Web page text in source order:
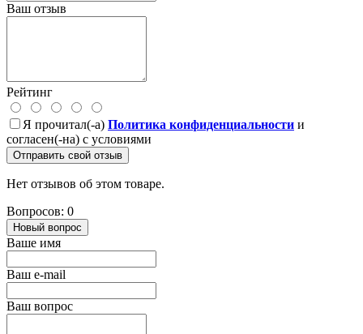
Ваш отзыв
Рейтинг
Я прочитал(-а) Политика конфиденциальности и
согласен(-на) с условиями
Отправить свой отзыв
Нет отзывов об этом товаре.
Вопросов: 0
Новый вопрос
Ваше имя
Ваш e-mail
Ваш вопрос